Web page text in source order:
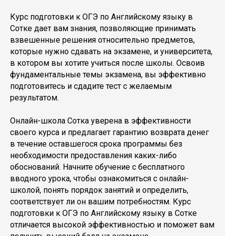
Курс подготовки к ОГЭ по Английскому языку в
Сотке дает вам знания, позволяющие принимать
взвешенные решения относительно предметов,
которые нужно сдавать на экзамене, и университета,
в котором вы хотите учиться после школы. Освоив
фундаментальные темы экзамена, вы эффективно
подготовитесь и сдадите тест с желаемым
результатом.
Онлайн-школа Сотка уверена в эффективности
своего курса и предлагает гарантию возврата денег
в течение оставшегося срока программы без
необходимости предоставления каких-либо
обоснований. Начните обучение с бесплатного
вводного урока, чтобы ознакомиться с онлайн-
школой, понять порядок занятий и определить,
соответствует ли он вашим потребностям. Курс
подготовки к ОГЭ по Английскому языку в Сотке
отличается высокой эффективностью и поможет вам